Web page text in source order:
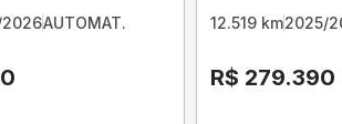
AUTOMAT. 12.519 km2025/
R$ 279.390